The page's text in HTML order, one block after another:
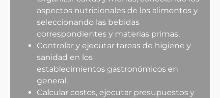
aspectos nutricionales de los alimentos y
seleccionando las bebidas
correspondientes y materias primas.
Controlar y ejecutar tareas de higiene y
sanidad en los
establecimientos gastronómicos en
general.
Calcular costos, ejecutar presupuestos y